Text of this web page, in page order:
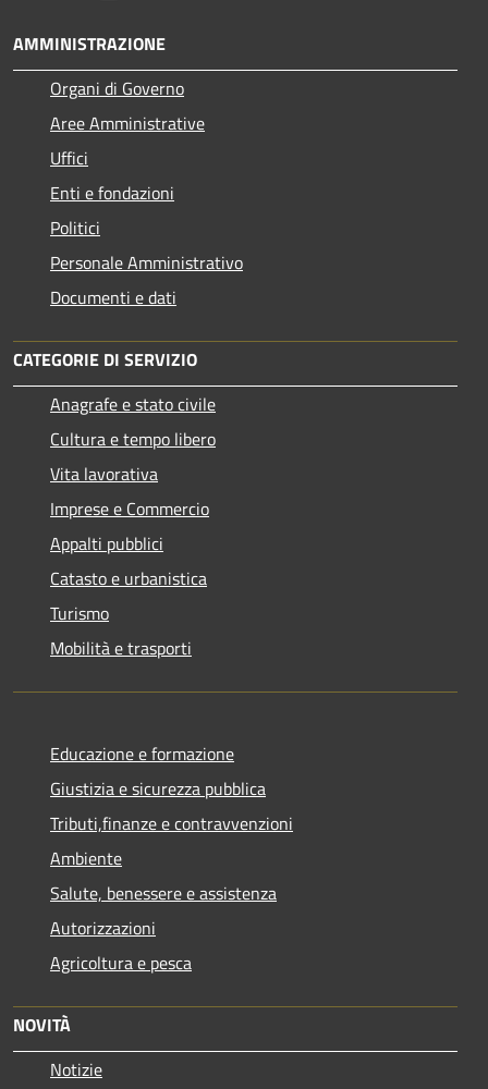
AMMINISTRAZIONE
Organi di Governo
Aree Amministrative
Uffici
Enti e fondazioni
Politici
Personale Amministrativo
Documenti e dati
CATEGORIE DI SERVIZIO
Anagrafe e stato civile
Cultura e tempo libero
Vita lavorativa
Imprese e Commercio
Appalti pubblici
Catasto e urbanistica
Turismo
Mobilità e trasporti
Educazione e formazione
Giustizia e sicurezza pubblica
Tributi,finanze e contravvenzioni
Ambiente
Salute, benessere e assistenza
Autorizzazioni
Agricoltura e pesca
NOVITÀ
Notizie